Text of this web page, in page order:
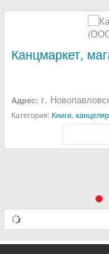
Канцмаркет,
Адрес: г.
Категория: Книги,